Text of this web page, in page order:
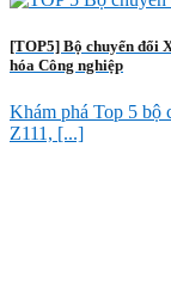
[TOP5] Bộ chuyển đổi
hóa Công nghiệp
Khám phá Top 5 bộ
Z111, [...]